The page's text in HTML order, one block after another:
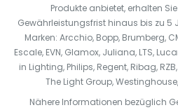
Produkte anbietet, erhalten
Gewährleistungsfrist hinaus bis zu
Marken: Arcchio, Bopp, Brumberg,
Escale, EVN, Glamox, Juliana, LTS,
in Lighting, Philips, Regent, Ribag,
The Light Group, Westinghouse,
Nähere Informationen bezüglich